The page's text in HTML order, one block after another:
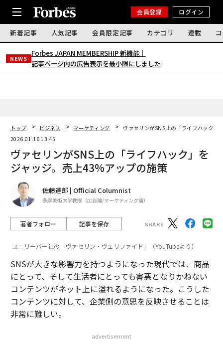
会員登録 ログイン
新着記事 人気記事 会員限定記事 カテゴリ 連載
NEWS
Forbes JAPAN MEMBERSHIP 新機能｜
記事ページ内の広告表示を最小限にしました
トップ ビジネス マーケティング
ヴァセリンがSNS上の「ライフハック」
2026.01.16 13:45
ヴァセリンがSNS上の「ライフハック」を
ジャッジ。売上43%アップの施策
佐藤達郎 | Official Columnist
多摩美術大学教授（広告論/マーケティング論）
著者フォロー 記事を保存
ユニリーバー社の「ヴァセリン・ヴェリファイド」（YouTubeより）
SNSが大きな影響力を持つようになった現代では、商品
にとって、そして生活者にとっても害悪となりかねない
コンテンツがネット上に溢れるようになった。こうした
コンテンツに対して、企業側の意思を反映させることは
非常に難しい。
advertisement